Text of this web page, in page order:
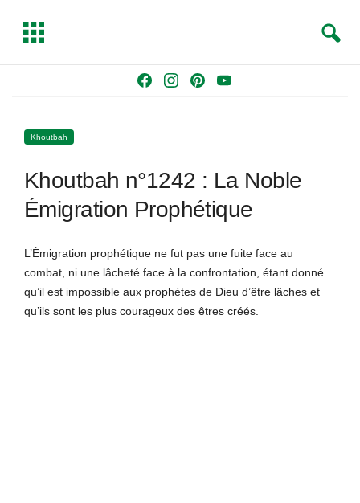
o
k
g
a
s
Y
b
T
g
e
a
Khoutbah
Khoutbah n°1242 : La Noble
Émigration Prophétique
L’Émigration prophétique ne fut pas une fuite face au
combat, ni une lâcheté face à la confrontation, étant donné
qu’il est impossible aux prophètes de Dieu d’être lâches et
qu’ils sont les plus courageux des êtres créés.